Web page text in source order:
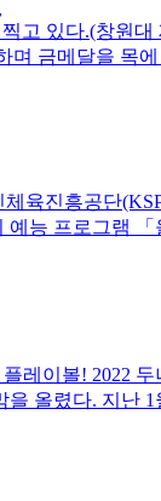
고 있다.(창원
금메달을 목
육진흥공단
능 프로그램
레이볼! 2022
올렸다. 지난